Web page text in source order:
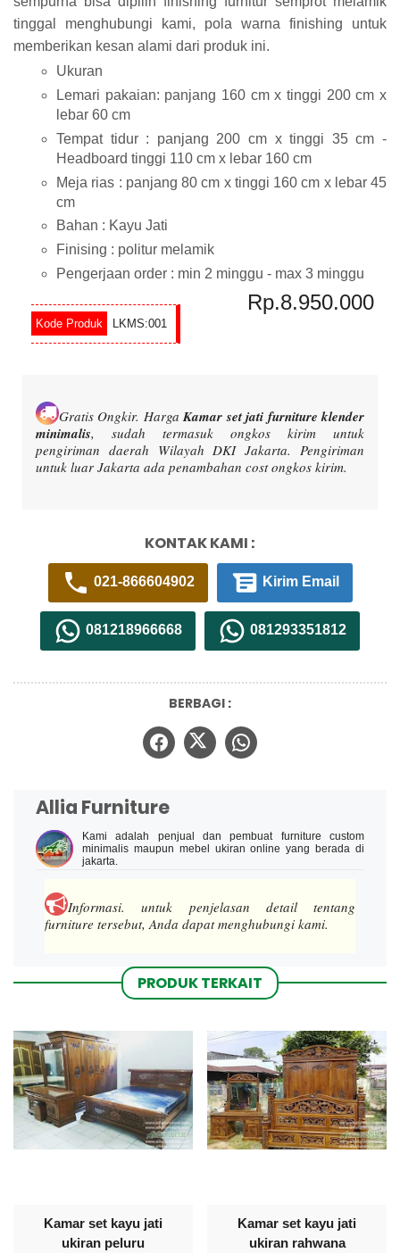
tinggal menghubungi kami, pola warna finishing untuk
memberikan kesan alami dari produk ini.
Ukuran
Lemari pakaian: panjang 160 cm x tinggi 200 cm x
lebar 60 cm
Tempat tidur : panjang 200 cm x tinggi 35 cm -
Headboard tinggi 110 cm x lebar 160 cm
Meja rias : panjang 80 cm x tinggi 160 cm x lebar 45
cm
Bahan : Kayu Jati
Finising : politur melamik
Pengerjaan order : min 2 minggu - max 3 minggu
LKMS:001
Rp.8.950.000
Gratis Ongkir. HargaKamar set jati furniture klender
minimalis, sudah termasuk ongkos kirim untuk
pengiriman daerah Wilayah DKI Jakarta. Pengiriman
untuk luar Jakarta ada penambahan cost ongkos kirim.
KONTAK KAMI :
021-866604902 Kirim Email
081218966668 081293351812
BERBAGI :
Allia Furniture
Kami adalah penjual dan pembuat furniture custom
minimalis maupun mebel ukiran online yang berada di
jakarta.
Informasi.untuk penjelasan detail tentang
furniture tersebut, Anda dapat menghubungi kami.
PRODUK TERKAIT
Kamar set kayu jati
ukiran peluru
Kamar set kayu jati
ukiran rahwana